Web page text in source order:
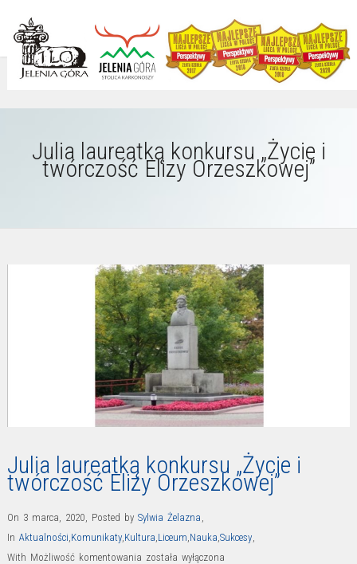
Julia laureatką konkursu „Życie i
twórczość Elizy Orzeszkowej”
Julia laureatką konkursu „Życie i
twórczość Elizy Orzeszkowej”
On 3 marca, 2020 Posted by Sylwia Żelazna
In Aktualności Komunikaty, Kultura Liceum Nauka Sukcesy
With Możliwość komentowania Julia
została wyłączona